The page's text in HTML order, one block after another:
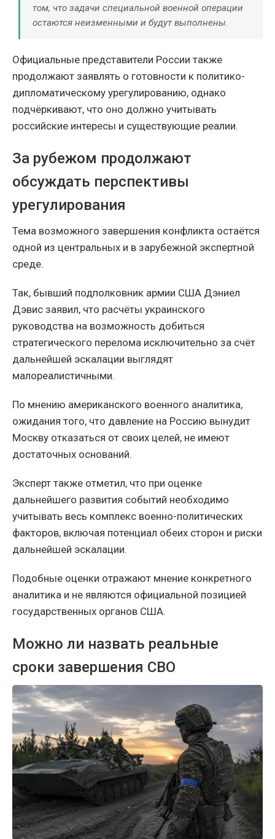
том, что задачи специальной военной операции
остаются неизменными и будут выполнены.
Официальные представители России также
продолжают заявлять о готовности к политико-
дипломатическому урегулированию, однако
подчёркивают, что оно должно учитывать
российские интересы и существующие реалии.
За рубежом продолжают
обсуждать перспективы
урегулирования
Тема возможного завершения конфликта остаётся
одной из центральных и в зарубежной экспертной
среде.
Так, бывший подполковник армии США Дэниел
Дэвис заявил, что расчёты украинского
руководства на возможность добиться
стратегического перелома исключительно за счёт
дальнейшей эскалации выглядят
малореалистичными.
По мнению американского военного аналитика,
ожидания того, что давление на Россию вынудит
Москву отказаться от своих целей, не имеют
достаточных оснований.
Эксперт также отметил, что при оценке
дальнейшего развития событий необходимо
учитывать весь комплекс военно-политических
факторов, включая потенциал обеих сторон и риски
дальнейшей эскалации.
Подобные оценки отражают мнение конкретного
аналитика и не являются официальной позицией
государственных органов США.
Можно ли назвать реальные
сроки завершения СВО